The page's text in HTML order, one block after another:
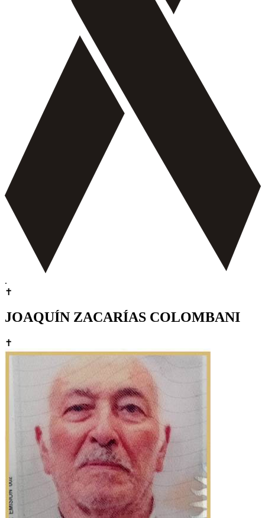
.
✝
JOAQUÍN ZACARÍAS COLOMBANI
✝